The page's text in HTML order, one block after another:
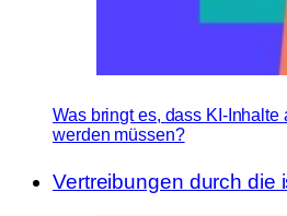
Was bringt es, dass KI-
werden müssen?
Vertreibungen durch die